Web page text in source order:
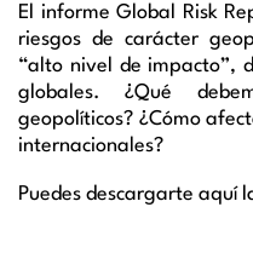
El informe Global Risk
riesgos de carácter
“alto nivel de impacto”,
globales. ¿Qué
geopolíticos? ¿Cómo
internacionales?
Puedes descargarte aquí